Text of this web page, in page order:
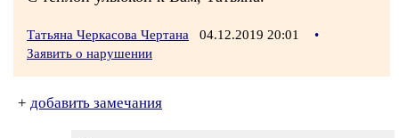
Татьяна Черкасова Чертана 04.12.2019 20:01
•
Заявить о нарушении
+ добавить замечания